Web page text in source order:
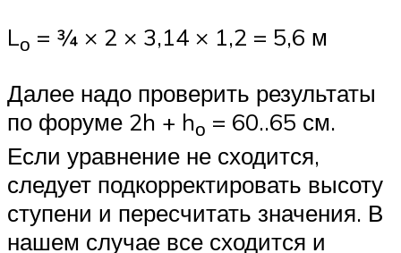
Lо = ¾ × 2 × 3,14 × 1,2 = 5,6 м
Далее надо проверить результаты
по форуме 2h + hо = 60..65 см.
Если уравнение не сходится,
следует подкорректировать высоту
ступени и пересчитать значения. В
нашем случае все сходится и